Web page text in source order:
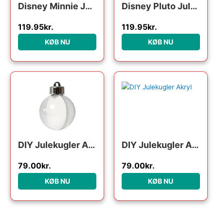
Disney Minnie Julekugle
119.95kr.
KØB NU
Disney Pluto Julekugle
119.95kr.
KØB NU
DIY Julekugler Akryl
79.00kr.
KØB NU
DIY Julekugler Akryl
79.00kr.
KØB NU